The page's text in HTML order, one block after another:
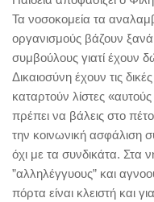
Τα νοσοκομεία τα
οργανισμούς βάζουν ξανά
συμβούλους γιατί έχουν
Δικαιοσύνη έχουν τις
καταρτούν λίστες
πρέπει να βάλεις στο
την κοινωνική ασφάλιση
όχι με τα συνδικάτα. Στα
”αλληλέγγυους” και
πόρτα είναι κλειστή και